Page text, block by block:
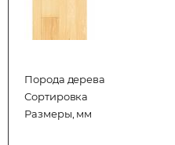
Порода дерева
Сортировка
Размеры, мм